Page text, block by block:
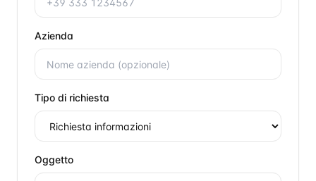
Azienda
Tipo di richiesta
Oggetto